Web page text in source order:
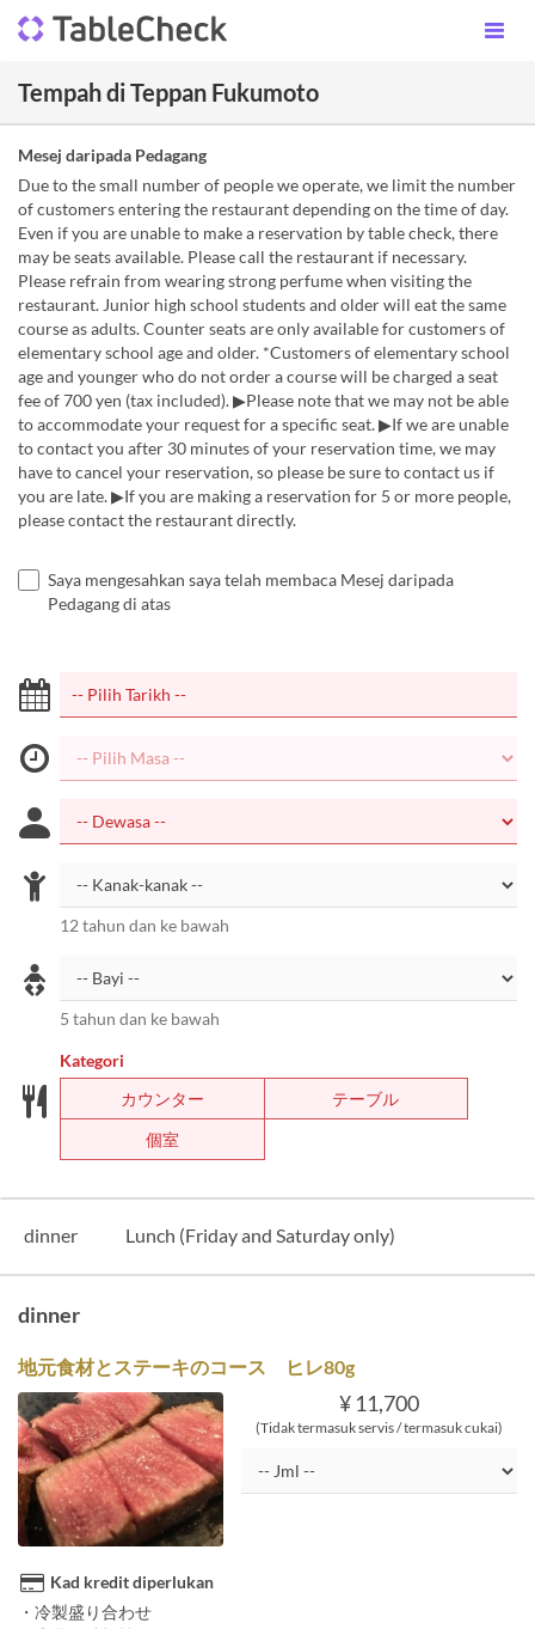
Tempah di Teppan Fukumoto
Mesej daripada Pedagang
Due to the small number of people we operate, we limit the number
of customers entering the restaurant depending on the time of day.
Even if you are unable to make a reservation by table check, there
may be seats available. Please call the restaurant if necessary.
Please refrain from wearing strong perfume when visiting the
restaurant. Junior high school students and older will eat the same
course as adults. Counter seats are only available for customers of
elementary school age and older. *Customers of elementary school
age and younger who do not order a course will be charged a seat
fee of 700 yen (tax included). ▶Please note that we may not be able
to accommodate your request for a specific seat. ▶If we are unable
to contact you after 30 minutes of your reservation time, we may
have to cancel your reservation, so please be sure to contact us if
you are late. ▶If you are making a reservation for 5 or more people,
please contact the restaurant directly.
Saya mengesahkan saya telah membaca Mesej daripada
Pedagang di atas
12 tahun dan ke bawah
5 tahun dan ke bawah
Kategori
カウンター
テーブル
個室
dinner Lunch (Friday and Saturday only)
dinner
地元食材とステーキのコース ヒレ80g
¥ 11,700
(Tidak termasuk servis / termasuk cukai)
Kad kredit diperlukan
・冷製盛り合わせ